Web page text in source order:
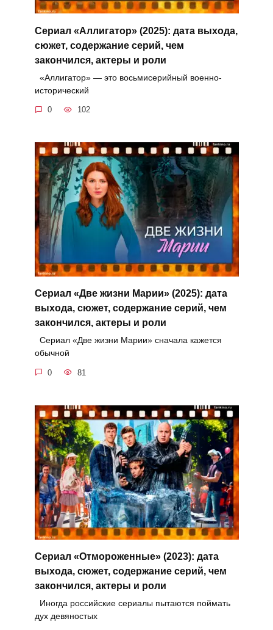
Сериал «Аллигатор» (2025): дата выхода,
сюжет, содержание серий, чем
закончился, актеры и роли
«Аллигатор» — это восьмисерийный военно-
исторический
0 102
Сериал «Две жизни Марии» (2025): дата
выхода, сюжет, содержание серий, чем
закончился, актеры и роли
Сериал «Две жизни Марии» сначала кажется
обычной
0 81
Сериал «Отмороженные» (2023): дата
выхода, сюжет, содержание серий, чем
закончился, актеры и роли
Иногда российские сериалы пытаются поймать
дух девяностых